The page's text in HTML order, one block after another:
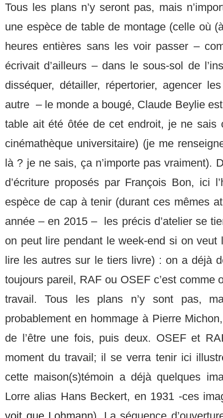
Tous les plans n’y seront pas, mais
une espèce de table de montage (celle où
heures entières sans les voir passer –
écrivait d’ailleurs – dans le sous-sol de
disséquer, détailler, répertorier, agencer
autre – le monde a bougé, Claude Beylie
table ait été ôtée de cet endroit, je ne sais
cinémathèque universitaire) (je me
là ? je ne sais, ça n’importe pas vraiment).
d’écriture proposés par François Bon, ici
espèce de cap à tenir (durant ces mêmes
année – en 2015 – les précis d’atelier se
on peut lire pendant le week-end si on veut
lire les autres sur le tiers livre) : on a déjà
toujours pareil, RAF ou OSEF c’est comme
travail. Tous les plans n’y sont pas,
probablement en hommage à Pierre
de l’être une fois, puis deux. OSEF et
moment du travail; il se verra tenir ici
cette maison(s)témoin a déjà quelques
Lorre alias Hans Beckert, en 1931 -ces